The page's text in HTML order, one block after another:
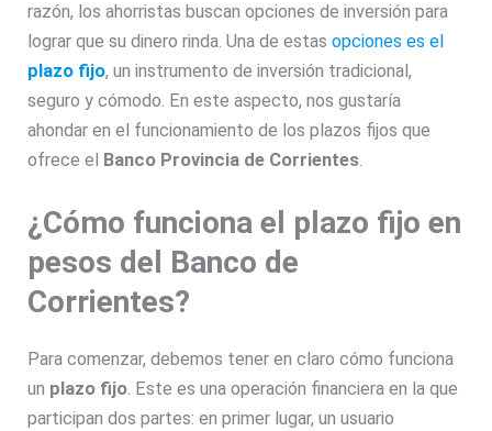
razón, los ahorristas buscan opciones de inversión para
lograr que su dinero rinda. Una de estasopciones es el
plazo fijo, un instrumento de inversión tradicional,
seguro y cómodo. En este aspecto, nos gustaría
ahondar en el funcionamiento de los plazos fijos que
ofrece el Banco Provincia de Corrientes.
¿Cómo funciona el plazo fijo en
pesos del Banco de
Corrientes?
Para comenzar, debemos tener en claro cómo funciona
un plazo fijo. Este es una operación financiera en la que
participan dos partes: en primer lugar, un usuario